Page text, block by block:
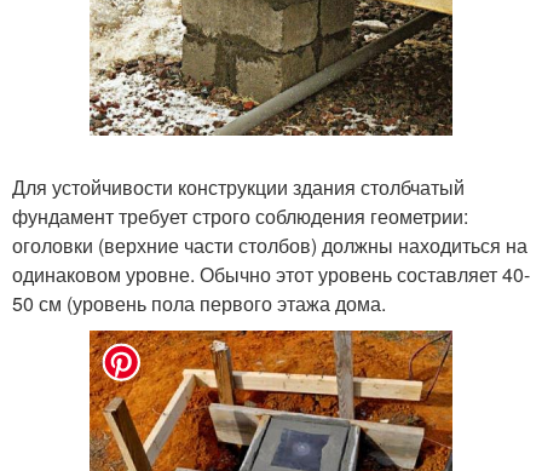
Для устойчивости конструкции здания столбчатый
фундамент требует строго соблюдения геометрии:
оголовки (верхние части столбов) должны находиться на
одинаковом уровне. Обычно этот уровень составляет 40-
50 см (уровень пола первого этажа дома.